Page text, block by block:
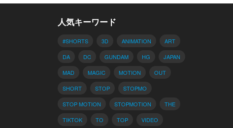
人気キーワード
#SHORTS 3D ANIMATION
ART
DA
DC GUNDAM HG
JAPAN
MAD
MAGIC MOTION
OUT
SHORT
STOP
STOPMO
STOP MOTION
STOPMOTION
THE
TIKTOK
TO TOP VIDEO